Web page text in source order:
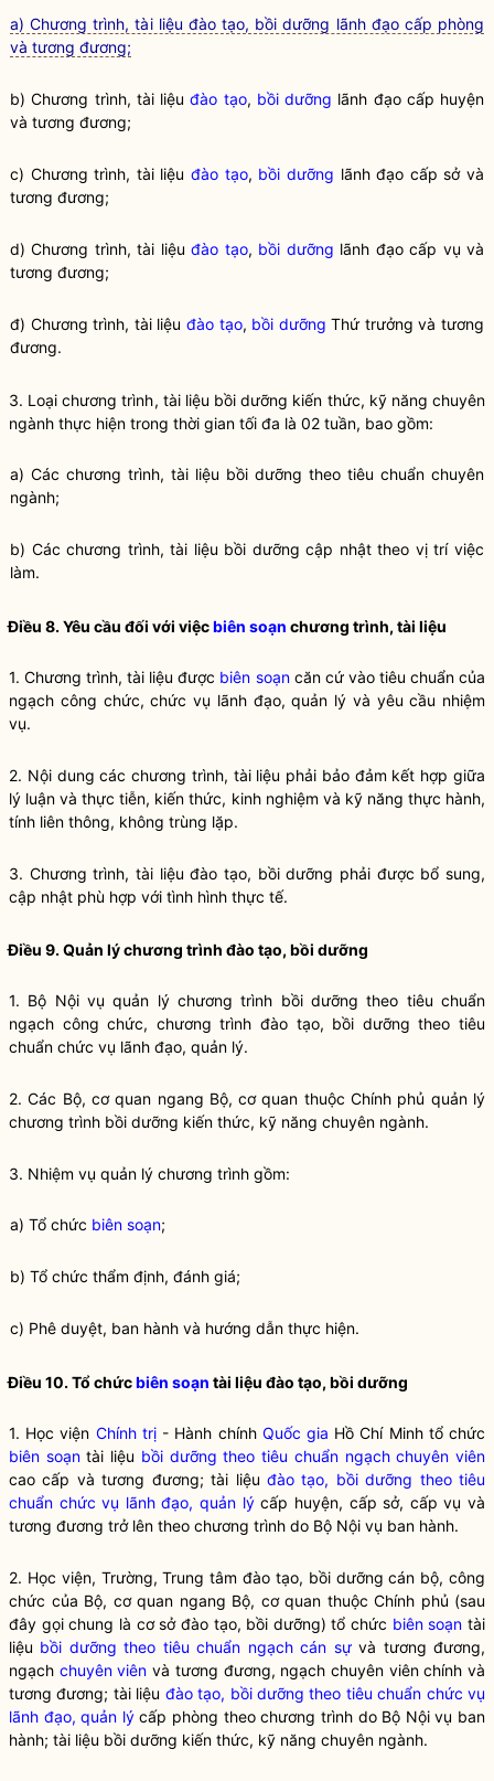
a) Chương trình, tài liệu đào tạo, bồi dưỡng lãnh đạo cấp phòng
và tương đương;
b) Chương trình, tài liệuđào tạo, bồi dưỡng lãnh đạo cấp huyện
và tương đương;
c) Chương trình, tài liệuđào tạo, bồi dưỡng lãnh đạo cấp sở và
tương đương;
d) Chương trình, tài liệuđào tạo, bồi dưỡng lãnh đạo cấp vụ và
tương đương;
đ) Chương trình, tài liệu đào tạo, bồi dưỡng Thứ trưởng và tương
đương.
3. Loại chương trình, tài liệu bồi dưỡng kiến thức, kỹ năng chuyên
ngành thực hiện trong thời gian tối đa là 02 tuần, bao gồm:
a) Các chương trình, tài liệu bồi dưỡng theo tiêu chuẩn chuyên
ngành;
b) Các chương trình, tài liệu bồi dưỡng cập nhật theo vị trí việc
làm.
Điều 8. Yêu cầu đối với việcbiên soạn chương trình, tài liệu
1. Chương trình, tài liệu được biên soạncăn cứ vào tiêu chuẩn của
ngạch công chức, chức vụ lãnh đạo, quản lý và yêu cầu nhiệm
vụ.
2. Nội dung các chương trình, tài liệu phải bảo đảm kết hợp giữa
lý luận và thực tiễn, kiến thức, kinh nghiệm và kỹ năng thực hành,
tính liên thông, không trùng lặp.
3. Chương trình, tài liệuđào tạo, bồi dưỡng phải được bổ sung,
cập nhật phù hợp với tình hình thực tế.
Điều 9. Quản lý chương trình đào tạo, bồi dưỡng
1. Bộ Nội vụ quản lý chương trình bồi dưỡng theo tiêu chuẩn
ngạch công chức, chương trình đào tạo, bồi dưỡng theo tiêu
chuẩn chức vụ lãnh đạo, quản lý.
2. Các Bộ, cơ quan ngang Bộ, cơ quan thuộc Chính phủ quản lý
chương trình bồi dưỡng kiến thức, kỹ năng chuyên ngành.
3. Nhiệm vụ quản lý chương trình gồm:
a) Tổ chức biên soạn;
b) Tổ chức thẩm định, đánh giá;
c) Phê duyệt, ban hành và hướng dẫn thực hiện.
Điều 10. Tổ chứcbiên soạn tài liệu đào tạo, bồi dưỡng
1. Học viện Chính trị- Hành chính Quốc gia Hồ Chí Minh tổ chức
biên soạntài liệu bồi dưỡng theo tiêu chuẩn ngạch chuyên viên
cao cấp và tương đương; tài liệu đào tạo, bồi dưỡng theo tiêu
chuẩn chức vụ lãnh đạo, quản lýcấp huyện, cấp sở, cấp vụ và
tương đương trở lên theo chương trình do Bộ Nội vụ ban hành.
2. Học viện, Trường, Trung tâm đào tạo, bồi dưỡngcán bộ, công
chức của Bộ, cơ quan ngang Bộ, cơ quan thuộc Chính phủ (sau
đây gọi chung là cơ sở đào tạo, bồi dưỡng) tổ chức biên soạn tài
liệu bồi dưỡng theo tiêu chuẩn ngạch cán sựvà tương đương,
ngạch chuyên viên và tương đương, ngạch chuyên viênchính và
tương đương; tài liệu đào tạo, bồi dưỡng theo tiêu chuẩn chức vụ
lãnh đạo, quản lýcấp phòng theo chương trình do Bộ Nội vụ ban
hành; tài liệu bồi dưỡng kiến thức, kỹ năng chuyên ngành.